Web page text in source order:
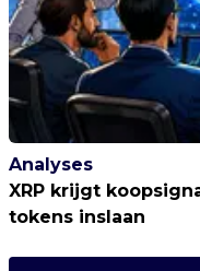
Analyses
XRP krijgt
tokens inslaan